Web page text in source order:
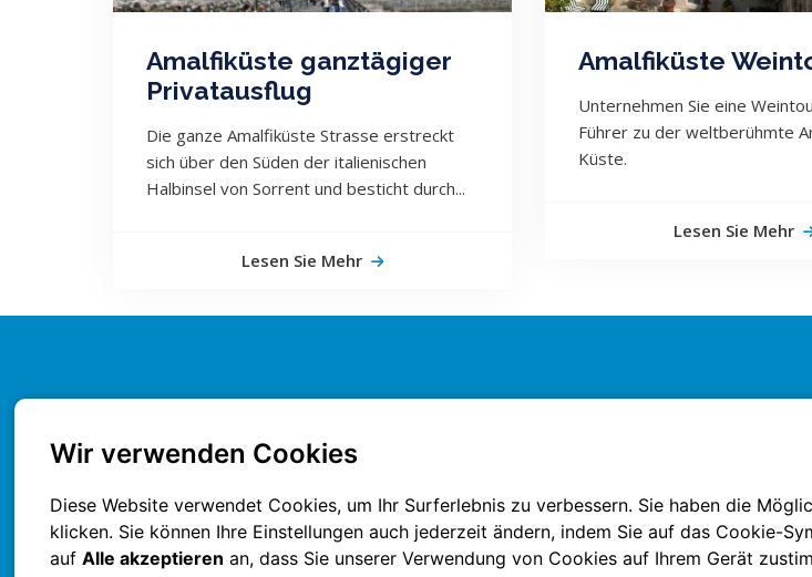
Wir verwenden Cookies
Diese Website verwendet Cookies, um Ihr Surferlebnis zu verbessern. Sie haben die
klicken. Sie können Ihre Einstellungen auch jederzeit ändern, indem Sie auf das Cookie-
aufAlle akzeptieren an, dass Sie unserer Verwendung von Cookies auf Ihrem Gerät
Amalfiküste ganztägiger
Privatausflug
Die ganze Amalfiküste Strasse erstreckt
sich über den Süden der italienischen
Halbinsel von Sorrent und besticht durch...
Lesen Sie Mehr
Amalfiküste
Unternehmen Sie eine
Führer zu der weltberühmte
Küste.
Lesen Sie Mehr
info@tourguidenaples.com